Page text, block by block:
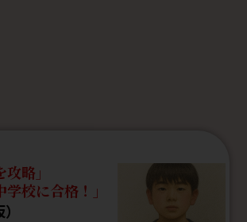
攻略
校に合格！